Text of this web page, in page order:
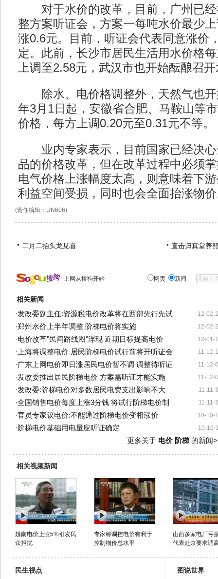
对于水价的改革，目前，广州已经
整方案听证会，方案一每吨水价最少
涨0.6元。目前，听证会代表同意涨价
定。此前，长沙市居民生活用水价格
上调至2.58元，武汉市也开始酝酿召
除水、电价格调整外，天然气也开
年3月1日起，安徽省合肥、马鞍山等
价格，每方上调0.20元至0.31元不等。
业内专家表示，目前国家已经决心
品的价格改革，但在改革过程中必须掌
电气价格上涨幅度太高，则意味着下
利益空间受损，同时也会全面抬涨物
(责任编辑：UN606)
二月二抬头龙见喜 直击归真堂养
上网从搜狗开始 网页 新闻
相关新闻
12-02-
·发改委副主任:资源税电价改革将在西部先行先试
12-02-
·郑州水价上半年调整 阶梯电价将实施
12-01-
·电价改革"民间路线图"浮现 近期目标提高电价
11-12-
· 上海将调整电价 居民阶梯电价试行前将开听证会
11-12-
·广东上网电价即日涨居民电价暂不调 调整待听证
11-12-
·发改委推出居民阶梯电价 方案需听证才能实施
11-11-
·发改委:阶梯电价对多数居民电费支出影响不大
11-11-
·全国销售电价每度上涨3分钱 将试行阶梯电价制
10-10-
·官员专家议电价:不能通过阶梯电价变相涨价
10-10-
·阶梯电价基础用电量应听证确定
更多关于 电价 阶梯的新闻
相关视频新闻
越南电价上涨5%引发民
众担忧
专家称调控电价有利于
控制物价总水平
山西多家电厂亏
代表赴京要求调
民生视点
图说世界